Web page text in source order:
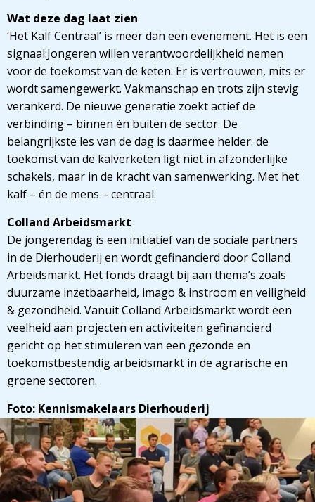
Wat deze dag laat zien
‘Het Kalf Centraal’ is meer dan een evenement. Het is een
signaal:Jongeren willen verantwoordelijkheid nemen
voor de toekomst van de keten. Er is vertrouwen, mits er
wordt samengewerkt. Vakmanschap en trots zijn stevig
verankerd. De nieuwe generatie zoekt actief de
verbinding – binnen én buiten de sector. De
belangrijkste les van de dag is daarmee helder: de
toekomst van de kalverketen ligt niet in afzonderlijke
schakels, maar in de kracht van samenwerking. Met het
kalf – én de mens – centraal.
Colland Arbeidsmarkt
De jongerendag is een initiatief van de sociale partners
in de Dierhouderij en wordt gefinancierd door Colland
Arbeidsmarkt. Het fonds draagt bij aan thema’s zoals
duurzame inzetbaarheid, imago & instroom en veiligheid
& gezondheid. Vanuit Colland Arbeidsmarkt wordt een
veelheid aan projecten en activiteiten gefinancierd
gericht op het stimuleren van een gezonde en
toekomstbestendig arbeidsmarkt in de agrarische en
groene sectoren.
Foto: Kennismakelaars Dierhouderij